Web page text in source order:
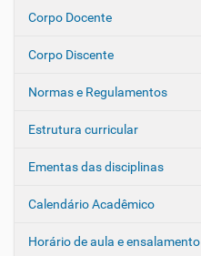
a
ç
o
Corpo Docente
Corpo Discente
Normas e Regulamentos
Estrutura curricular
Ementas das disciplinas
Calendário Acadêmico
Horário de aula e ensalamento